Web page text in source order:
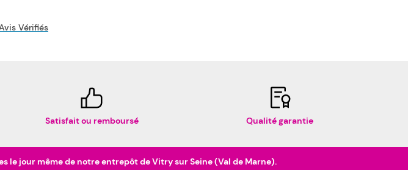
Vérifiés
Satisfait ou remboursé Qualité garantie
le jour même de notre entrepôt de Vitry sur Seine (Val de Marne).